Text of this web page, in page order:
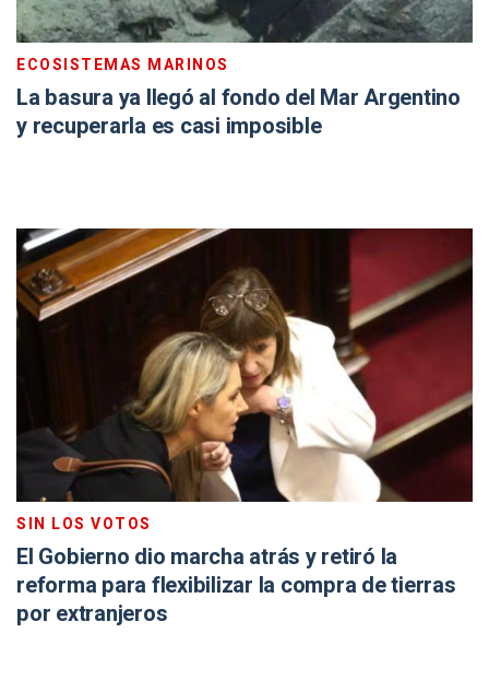
ECOSISTEMAS MARINOS
La basura ya llegó al fondo del Mar Argentino
y recuperarla es casi imposible
SIN LOS VOTOS
El Gobierno dio marcha atrás y retiró la
reforma para flexibilizar la compra de tierras
por extranjeros